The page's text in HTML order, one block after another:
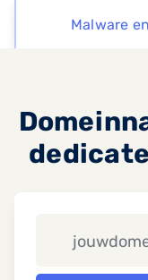
Office 365
Malware
Andere